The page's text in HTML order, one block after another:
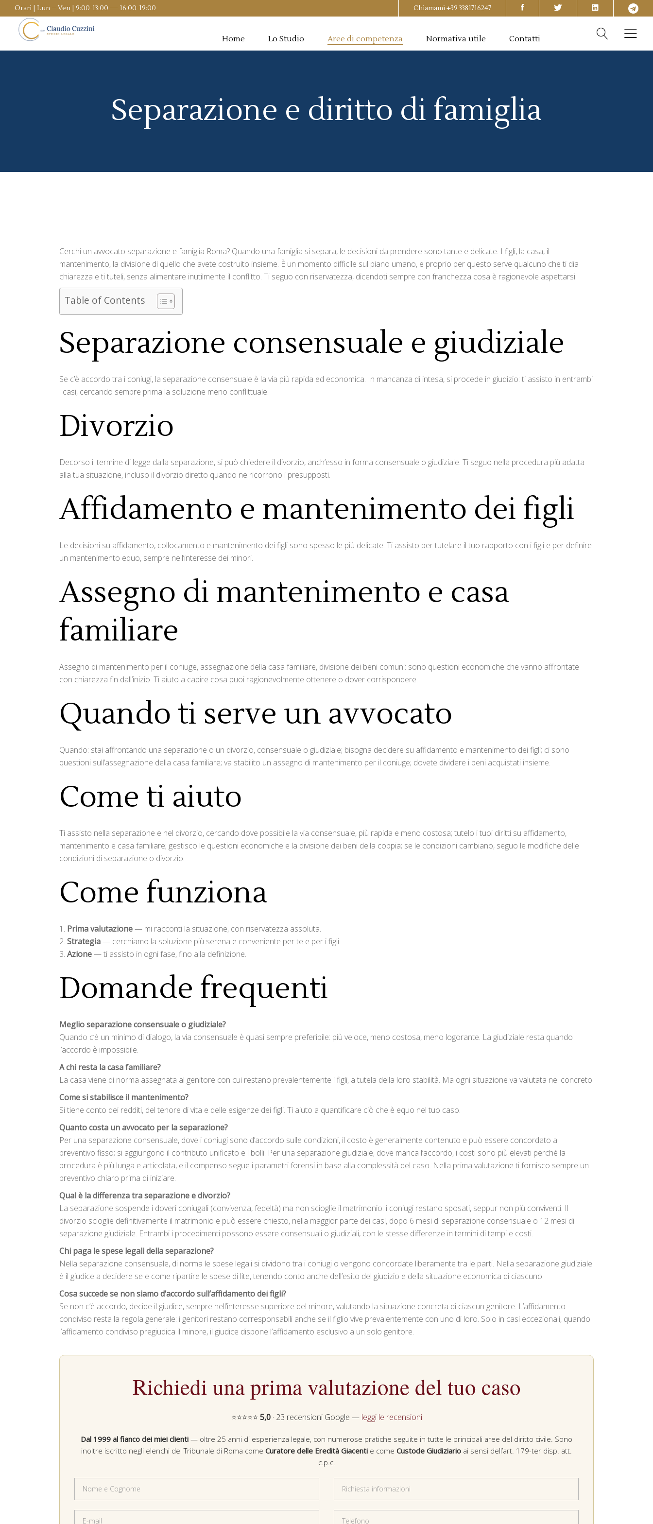
Orari | Lun – Ven | 9:00-13:00 — 16:00-19:00 Chiamami+39 3381716247
Home Lo Studio Aree di competenza Normativa utile Contatti
Separazione e diritto di famiglia
Cerchi un avvocato separazione e famiglia Roma? Quando una famiglia si separa, le decisioni da prendere sono tante e delicate. I figli, la casa, il
mantenimento, la divisione di quello che avete costruito insieme. È un momento difficile sul piano umano, e proprio per questo serve qualcuno che ti dia
chiarezza e ti tuteli, senza alimentare inutilmente il conflitto. Ti seguo con riservatezza, dicendoti sempre con franchezza cosa è ragionevole aspettarsi.
Table of Contents
Separazione consensuale e giudiziale
Se c’è accordo tra i coniugi, la separazione consensuale è la via più rapida ed economica. In mancanza di intesa, si procede in giudizio: ti assisto in entrambi
i casi, cercando sempre prima la soluzione meno conflittuale.
Divorzio
Decorso il termine di legge dalla separazione, si può chiedere il divorzio, anch’esso in forma consensuale o giudiziale. Ti seguo nella procedura più adatta
alla tua situazione, incluso il divorzio diretto quando ne ricorrono i presupposti.
Affidamento e mantenimento dei figli
Le decisioni su affidamento, collocamento e mantenimento dei figli sono spesso le più delicate. Ti assisto per tutelare il tuo rapporto con i figli e per definire
un mantenimento equo, sempre nell’interesse dei minori.
Assegno di mantenimento e casa
familiare
Assegno di mantenimento per il coniuge, assegnazione della casa familiare, divisione dei beni comuni: sono questioni economiche che vanno affrontate
con chiarezza fin dall’inizio. Ti aiuto a capire cosa puoi ragionevolmente ottenere o dover corrispondere.
Quando ti serve un avvocato
Quando: stai affrontando una separazione o un divorzio, consensuale o giudiziale; bisogna decidere su affidamento e mantenimento dei figli; ci sono
questioni sull’assegnazione della casa familiare; va stabilito un assegno di mantenimento per il coniuge; dovete dividere i beni acquistati insieme.
Come ti aiuto
Ti assisto nella separazione e nel divorzio, cercando dove possibile la via consensuale, più rapida e meno costosa; tutelo i tuoi diritti su affidamento,
mantenimento e casa familiare; gestisco le questioni economiche e la divisione dei beni della coppia; se le condizioni cambiano, seguo le modifiche delle
condizioni di separazione o divorzio.
Come funziona
Prima valutazione— mi racconti la situazione, con riservatezza assoluta.
Strategia— cerchiamo la soluzione più serena e conveniente per te e per i figli.
Azione— ti assisto in ogni fase, fino alla definizione.
Domande frequenti
Meglio separazione consensuale o giudiziale?
Quando c’è un minimo di dialogo, la via consensuale è quasi sempre preferibile: più veloce, meno costosa, meno logorante. La giudiziale resta quando
l’accordo è impossibile.
A chi resta la casa familiare?
La casa viene di norma assegnata al genitore con cui restano prevalentemente i figli, a tutela della loro stabilità. Ma ogni situazione va valutata nel concreto.
Come si stabilisce il mantenimento?
Si tiene conto dei redditi, del tenore di vita e delle esigenze dei figli. Ti aiuto a quantificare ciò che è equo nel tuo caso.
Quanto costa un avvocato per la separazione?
Per una separazione consensuale, dove i coniugi sono d’accordo sulle condizioni, il costo è generalmente contenuto e può essere concordato a
preventivo fisso; si aggiungono il contributo unificato e i bolli. Per una separazione giudiziale, dove manca l’accordo, i costi sono più elevati perché la
procedura è più lunga e articolata, e il compenso segue i parametri forensi in base alla complessità del caso. Nella prima valutazione ti fornisco sempre un
preventivo chiaro prima di iniziare.
Qual è la differenza tra separazione e divorzio?
La separazione sospende i doveri coniugali (convivenza, fedeltà) ma non scioglie il matrimonio: i coniugi restano sposati, seppur non più conviventi. Il
divorzio scioglie definitivamente il matrimonio e può essere chiesto, nella maggior parte dei casi, dopo 6 mesi di separazione consensuale o 12 mesi di
separazione giudiziale. Entrambi i procedimenti possono essere consensuali o giudiziali, con le stesse differenze in termini di tempi e costi.
Chi paga le spese legali della separazione?
Nella separazione consensuale, di norma le spese legali si dividono tra i coniugi o vengono concordate liberamente tra le parti. Nella separazione giudiziale
è il giudice a decidere se e come ripartire le spese di lite, tenendo conto anche dell’esito del giudizio e della situazione economica di ciascuno.
Cosa succede se non siamo d’accordo sull’affidamento dei figli?
Se non c’è accordo, decide il giudice, sempre nell’interesse superiore del minore, valutando la situazione concreta di ciascun genitore. L’affidamento
condiviso resta la regola generale: i genitori restano corresponsabili anche se il figlio vive prevalentemente con uno di loro. Solo in casi eccezionali, quando
l’affidamento condiviso pregiudica il minore, il giudice dispone l’affidamento esclusivo a un solo genitore.
Richiedi una prima valutazione del tuo caso
⭐⭐⭐⭐⭐ 5,0· 23 recensioni Google — leggi le recensioni
Dal 1999 al fianco dei miei clienti — oltre 25 anni di esperienza legale, con numerose pratiche seguite in tutte le principali aree del diritto civile. Sono
inoltre iscritto negli elenchi del Tribunale di Roma come Curatore delle Eredità Giacenti e come Custode Giudiziario ai sensi dell’art. 179-ter disp. att.
c.p.c.